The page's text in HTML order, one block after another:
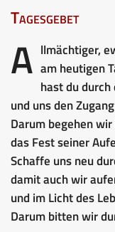
Tagesgebet
A llmächtiger,
am heutigen
hast du durch
und uns den
Darum begehen
das Fest seiner
Schaffe uns neu
damit auch wir
und im Licht des
Darum bitten wir